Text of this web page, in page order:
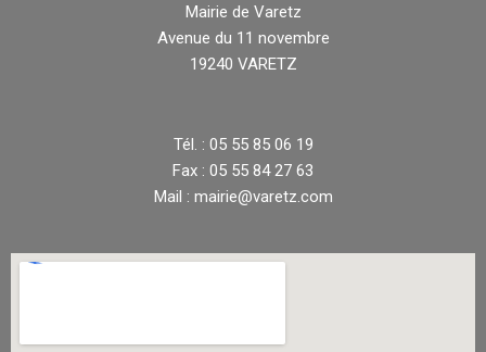
Mairie de Varetz
Avenue du 11 novembre
19240 VARETZ
Tél. : 05 55 85 06 19
Fax : 05 55 84 27 63
Mail : mairie@varetz.com